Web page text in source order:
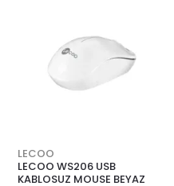
LECOO
LECOO WS206 USB
KABLOSUZ MOUSE BEYAZ